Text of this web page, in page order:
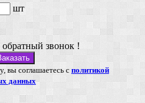
шт
звонок !
вы соглашаетесь с политикой
данных